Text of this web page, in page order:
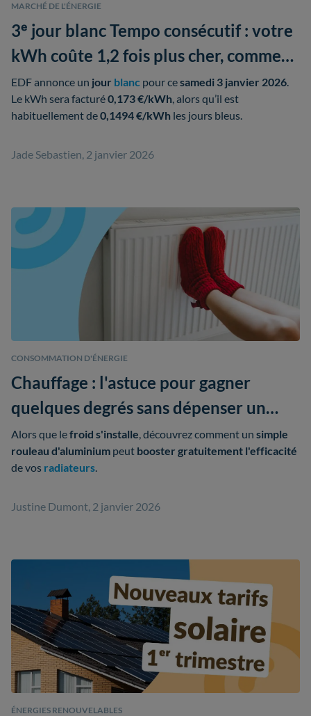
MARCHÉ DE L'ÉNERGIE
3ᵉ jour blanc Tempo consécutif : votre
kWh coûte 1,2 fois plus cher, comment
limiter les dégâts ?
EDF annonce un jour blanc pour cesamedi 3 janvier 2026.
Le kWh sera facturé0,173 €/kWh, alors qu’il est
habituellement de0,1494 €/kWh les jours bleus.
Jade Sebastien, 2 janvier 2026
CONSOMMATION D'ÉNERGIE
Chauffage : l'astuce pour gagner
quelques degrés sans dépenser un
euro
Alors que lefroid s'installe, découvrez comment un simple
rouleau d'aluminium peut booster gratuitement l'efficacité
de vos radiateurs.
Justine Dumont, 2 janvier 2026
ÉNERGIES RENOUVELABLES